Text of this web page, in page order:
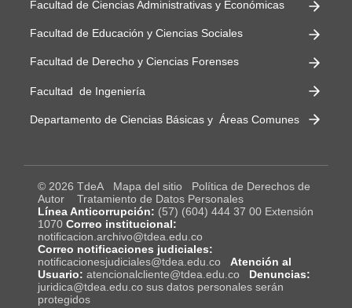
Facultad de Ciencias Administrativas y Económicas
Facultad de Educación y Ciencias Sociales
Facultad de Derecho y Ciencias Forenses
Facultad de Ingeniería
Departamento de Ciencias Básicas y Áreas Comunes
© 2026 TdeA Mapa del sitio
Política de Derechos de
Autor
Tratamiento de Datos Personales
Línea Anticorrupción: (57) (604) 444 37 00 Extensión
1070 Correo institucional:
notificacion.archivo@tdea.edu.co
Correo notificaciones judiciales:
notificacionesjudiciales@tdea.edu.co
Atención al
Usuario: atencionalcliente@tdea.edu.co
Denuncias:
juridica@tdea.edu.co sus datos personales serán
protegidos